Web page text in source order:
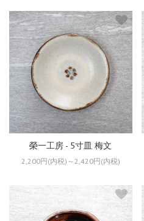
榮一工房 - 5寸皿 梅文
2,200円(内税)～2,420円(内税)